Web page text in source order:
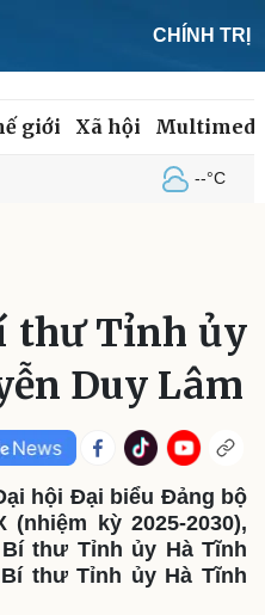
CHÍNH TRỊ
giới Xã hội
--°C
Tin 24h
Dự báo thời tiết
Giáo dục
Dấu ấn VOV
Biển đảo
Multimedia
Video
thư Tỉnh ủy
Duy Lâm
hội Đại biểu Đảng bộ
kỳ 2025-2030),
thư Tỉnh ủy Hà Tĩnh
thư Tỉnh ủy Hà Tĩnh